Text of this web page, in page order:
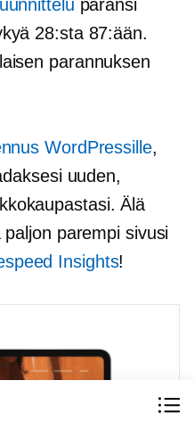
paransi
28:sta 87:ään.
parannuksen
WordPressille,
uuden,
Älä
parempi sivusi
Insights!